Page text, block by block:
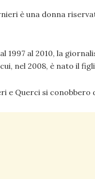
è una donna
1997 al 2010, la
nel 2008, è nato il
e Querci si